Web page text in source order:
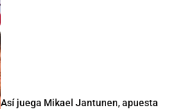
Así juega Mikael Jantunen, apuesta